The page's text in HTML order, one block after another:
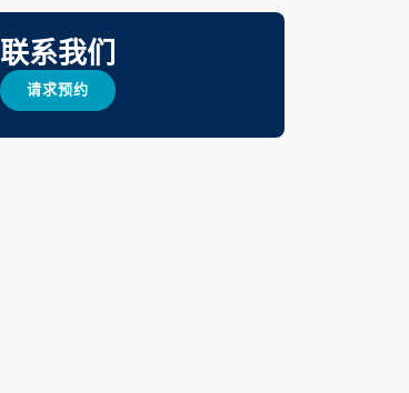
联系我们
请求预约